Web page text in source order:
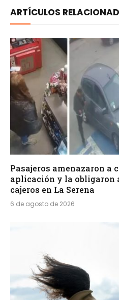
ARTÍCULOS
Pasajeros amenazaron a
aplicación y la obligaron
cajeros en La Serena
6 de agosto de 2026